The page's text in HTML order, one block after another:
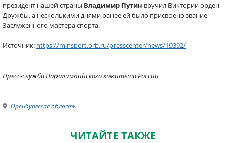
президент нашей страны Владимир Путин вручил Виктории орден
Дружбы, а несколькими днями ранее ей было присвоено звание
Заслуженного мастера спорта.
Источник: https://minsport.orb.ru/presscenter/news/19392/
Пресс-служба Паралимпийского комитета России
Оренбургская область
ЧИТАЙТЕ ТАКЖЕ